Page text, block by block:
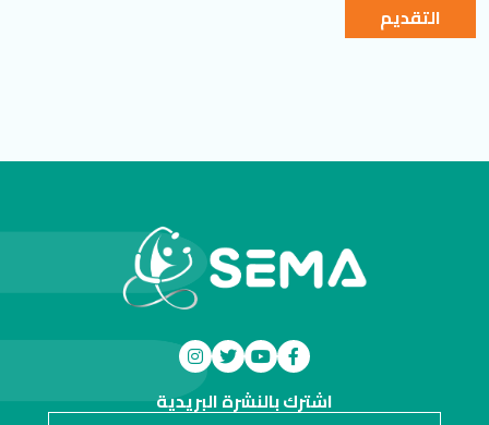
التقديم
اشترك بالنشرة البريدية